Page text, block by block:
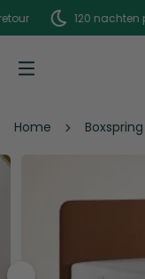
120 nachten proefslapen
Home Boxspring